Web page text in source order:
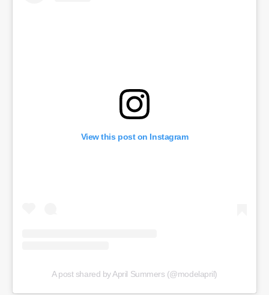
View this post on Instagram
A post shared by April Summers (@modelapril)